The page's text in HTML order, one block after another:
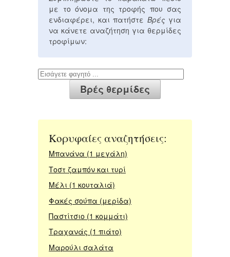
με το όνομα της τροφής που σας
ενδιαφέρει, και πατήστε Βρές για
να κάνετε αναζήτηση για θερμίδες
τροφίμων:
Κορυφαίες αναζητήσεις:
Μπανάνα (1 μεγάλη)
Τοστ ζαμπόν και τυρί
Μέλι (1 κουταλιά)
Φακές σούπα (μερίδα)
Παστίτσιο (1 κομμάτι)
Τραχανάς (1 πιάτο)
Μαρούλι σαλάτα